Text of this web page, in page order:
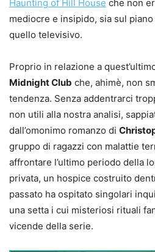
Haunting of Hill House che non
mediocre e insipido, sia sul
quello televisivo.
Proprio in relazione a
Midnight Club che, ahimè, non
tendenza. Senza addentrarci
non utili alla nostra analisi,
dall’omonimo romanzo di
gruppo di ragazzi con malattie
affrontare l’ultimo periodo della
privata, un hospice costruito
passato ha ospitato singolari
una setta i cui misteriosi rituali
vicende della serie.